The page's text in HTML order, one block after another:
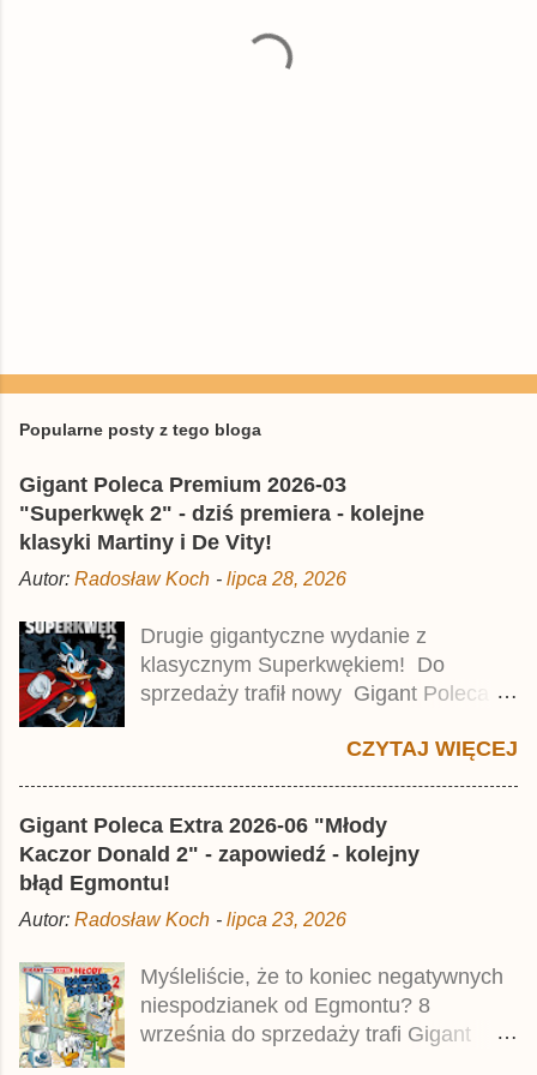
Popularne posty z tego bloga
Gigant Poleca Premium 2026-03
"Superkwęk 2" - dziś premiera - kolejne
klasyki Martiny i De Vity!
Autor: Radosław Koch - lipca 28, 2026
Drugie gigantyczne wydanie z
klasycznym Superkwękiem! Do
sprzedaży trafił nowy Gigant Poleca
Jest to kolejny 624-stronicowy tom z
wynosi 49,99 zł i zamówicie go także z
rabatem na Egmont.pl . Za przekład
odpowiadał Jacek Drewnowski.
Publikacja jest przedrukiem drugiego
Taschenbuch Phantomias Collection ,
który trafił do sprzedaży pod koniec
2025 roku.
CZYTAJ WIĘCEJ
Gigant Poleca Extra 2026-06 "Młody
Kaczor Donald 2" - zapowiedź - kolejny
błąd Egmontu!
Autor: Radosław Koch - lipca 23, 2026
Myśleliście, że to koniec negatywnych
niespodzianek od Egmontu? 8
września do sprzedaży trafi Gigant